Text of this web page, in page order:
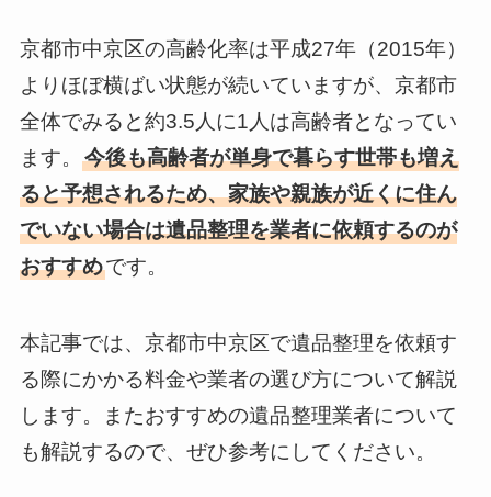
京都市中京区の高齢化率は平成27年（2015年）
よりほぼ横ばい状態が続いていますが、京都市
全体でみると約3.5人に1人は高齢者となってい
ます。 今後も高齢者が単身で暮らす世帯も増え
ると予想されるため、家族や親族が近くに住ん
でいない場合は遺品整理を業者に依頼するのが
おすすめです。
本記事では、京都市中京区で遺品整理を依頼す
る際にかかる料金や業者の選び方について解説
します。またおすすめの遺品整理業者について
も解説するので、ぜひ参考にしてください。